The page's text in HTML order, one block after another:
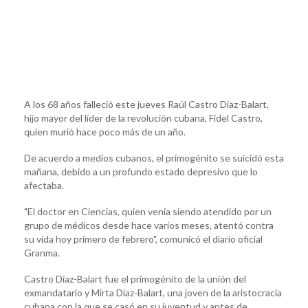
A los 68 años falleció este jueves Raúl Castro Díaz-Balart,
hijo mayor del líder de la revolución cubana, Fidel Castro,
quien murió hace poco más de un año.
De acuerdo a medios cubanos, el primogénito se suicidó esta
mañana, debido a un profundo estado depresivo que lo
afectaba.
"El doctor en Ciencias, quien venía siendo atendido por un
grupo de médicos desde hace varios meses, atentó contra
su vida hoy primero de febrero", comunicó el diario oficial
Granma.
Castro Díaz-Balart fue el primogénito de la unión del
exmandatario y Mirta Díaz-Balart, una joven de la aristocracia